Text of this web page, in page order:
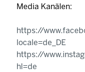
Media Kanälen:
https://
locale=de_DE
https://
hl=de